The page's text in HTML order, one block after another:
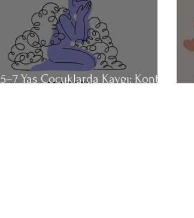
5–7 Yaş Çocuklarda Kaygı: Kontrol